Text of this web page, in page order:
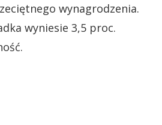
wynagrodzenia.
wyniesie 3,5 proc.